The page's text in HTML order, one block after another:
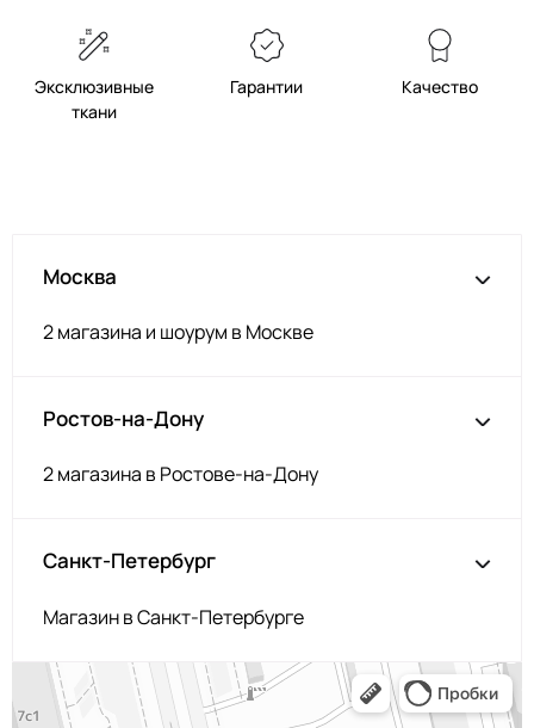
Эксклюзивные
ткани
Гарантии Качество
Москва
2 магазина и шоурум в Москве
Ростов-на-Дону
2 магазина в Ростове-на-Дону
Санкт-Петербург
Магазин в Санкт-Петербурге